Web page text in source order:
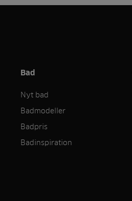
Bad
Nyt bad
Badmodeller
Badpris
Badinspiration